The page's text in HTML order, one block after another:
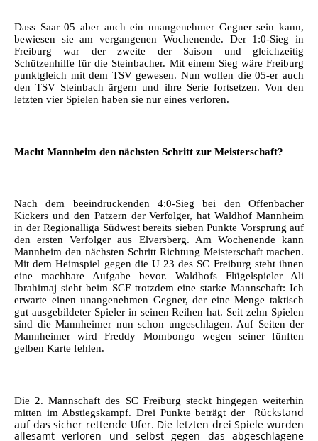
Dass Saar 05 aber auch ein unangenehmer Gegner sein kann,
bewiesen sie am vergangenen Wochenende. Der 1:0-Sieg in
Freiburg war der zweite der Saison und gleichzeitig
Schützenhilfe für die Steinbacher. Mit einem Sieg wäre Freiburg
punktgleich mit dem TSV gewesen. Nun wollen die 05-er auch
den TSV Steinbach ärgern und ihre Serie fortsetzen. Von den
letzten vier Spielen haben sie nur eines verloren.
Macht Mannheim den nächsten Schritt zur Meisterschaft?
Nach dem beeindruckenden 4:0-Sieg bei den Offenbacher
Kickers und den Patzern der Verfolger, hat Waldhof Mannheim
in der Regionalliga Südwest bereits sieben Punkte Vorsprung auf
den ersten Verfolger aus Elversberg. Am Wochenende kann
Mannheim den nächsten Schritt Richtung Meisterschaft machen.
Mit dem Heimspiel gegen die U 23 des SC Freiburg steht ihnen
eine machbare Aufgabe bevor. Waldhofs Flügelspieler Ali
Ibrahimaj sieht beim SCF trotzdem eine starke Mannschaft: Ich
erwarte einen unangenehmen Gegner, der eine Menge taktisch
gut ausgebildeter Spieler in seinen Reihen hat. Seit zehn Spielen
sind die Mannheimer nun schon ungeschlagen. Auf Seiten der
Mannheimer wird Freddy Mombongo wegen seiner fünften
gelben Karte fehlen.
Die 2. Mannschaft des SC Freiburg steckt hingegen weiterhin
mitten im Abstiegskampf. Drei Punkte beträgt der Rückstand
auf das sicher rettende Ufer. Die letzten drei Spiele wurden
allesamt verloren und selbst gegen das abgeschlagene